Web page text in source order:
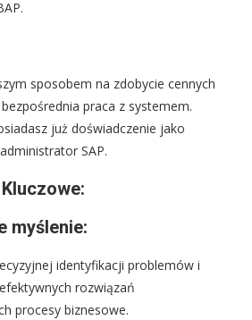
sposobem na zdobycie cennych
praca z systemem.
już doświadczenie jako
SAP.
myślenie:
identyfikacji problemów i
rozwiązań
procesy biznesowe.